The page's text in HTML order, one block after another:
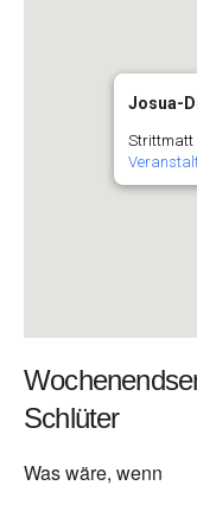
Josua-
Strittmatt
Schlüter
Was wäre, wenn